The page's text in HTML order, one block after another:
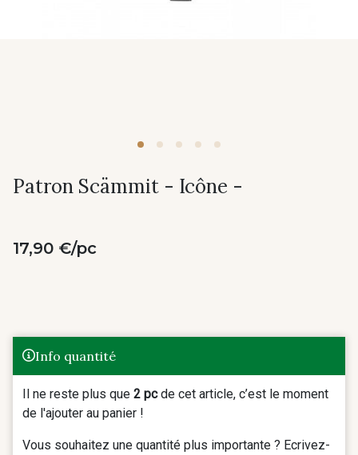
Patron Scämmit - Icône -
17,90 €/pc
Info quantité
Il ne reste plus que 2 pcde cet article, c’est le moment
de l'ajouter au panier !
Vous souhaitez une quantité plus importante ? Ecrivez-